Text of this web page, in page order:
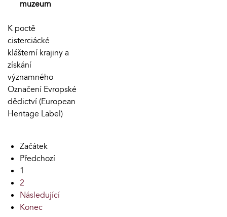
muzeum
K poctě
cisterciácké
klášterní krajiny a
získání
významného
Označení Evropské
dědictví (European
Heritage Label)
Začátek
Předchozí
1
2
Následující
Konec